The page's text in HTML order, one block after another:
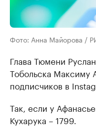
Фото: Анна Майорова /
Глава Тюмени
Тобольска Максиму
подписчиков в
Так, если у
Кухарука – 1799.